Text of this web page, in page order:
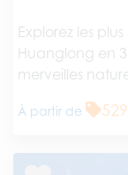
Explorez les
Huanglong en
merveilles
À partir de